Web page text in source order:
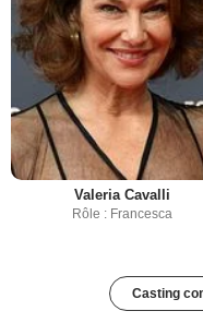
Valeria Cavalli
Rôle : Francesca
Casting